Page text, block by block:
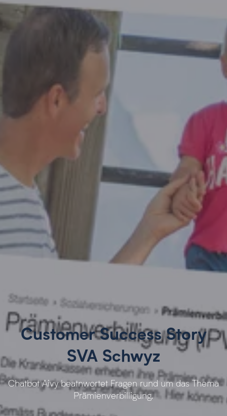
Customer Success Story
SVA Schwyz
Chatbot Aivy beatnwortet Fragen rund um das Thema
Prämienverbilligung.